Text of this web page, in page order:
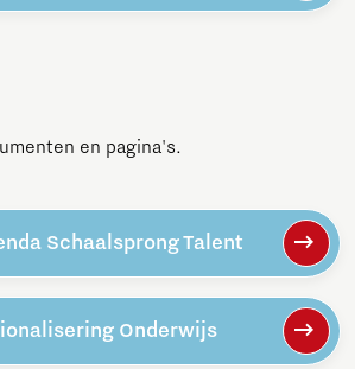
en pagina's.
Schaalsprong Talent
Onderwijs